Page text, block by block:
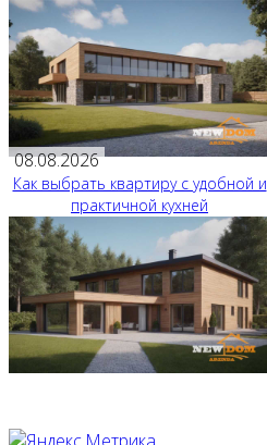
08.08.2026
Как выбрать квартиру с удобной и
практичной кухней